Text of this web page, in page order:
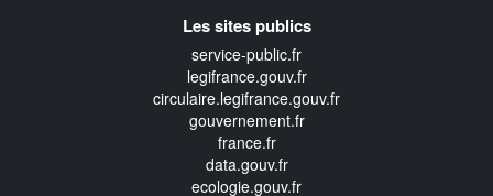
Les sites publics
service-public.fr
legifrance.gouv.fr
circulaire.legifrance.gouv.fr
gouvernement.fr
france.fr
data.gouv.fr
ecologie.gouv.fr